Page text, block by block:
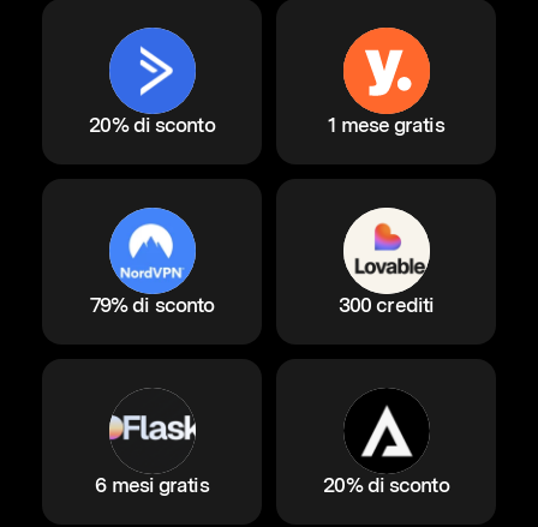
20% di sconto 1 mese gratis
79% di sconto 300 crediti
6 mesi gratis 20% di sconto